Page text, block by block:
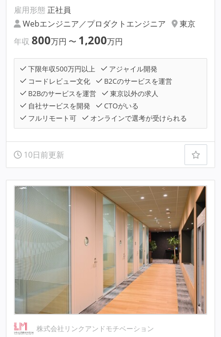
雇用形態 正社員
Webエンジニア／プロダクトエンジニア
東京
年収 800万円 〜 1,200万円
下限年収500万円以上
アジャイル開発
コードレビュー文化
B2Cのサービスを運営
B2Bのサービスを運営
東京以外の求人
自社サービスを開発
CTOがいる
フルリモート可
オンラインで選考が受けられる
10日前更新
株式会社リンクアンドモチベーション